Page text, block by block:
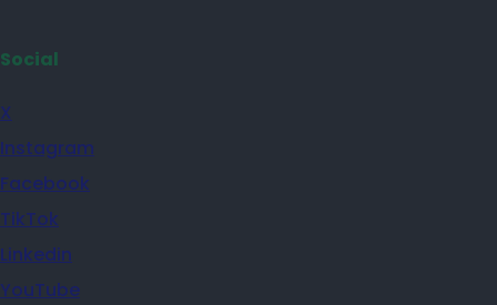
Social
X
Instagram
Facebook
TikTok
Linkedin
YouTube